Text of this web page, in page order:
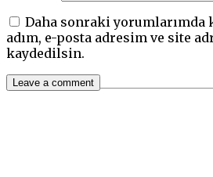
Daha sonraki yorumlarımda
adım, e-posta adresim ve site
kaydedilsin.